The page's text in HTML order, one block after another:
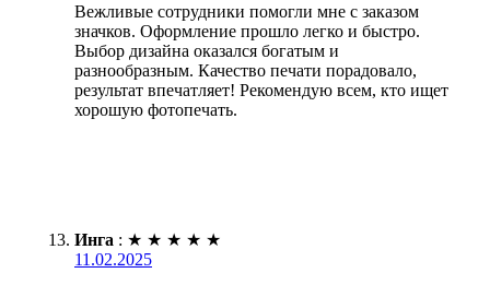
Вежливые сотрудники помогли мне с заказом
значков. Оформление прошло легко и быстро.
Выбор дизайна оказался богатым и
разнообразным. Качество печати порадовало,
результат впечатляет! Рекомендую всем, кто ищет
хорошую фотопечать.
Инга : ★ ★ ★ ★ ★
11.02.2025